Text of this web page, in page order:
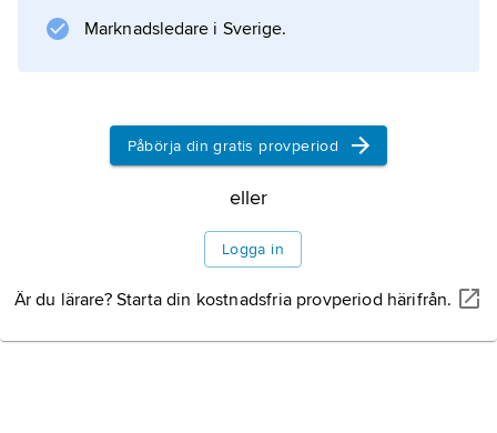
och förtvivlan, verk som ger
Information om artikeln
Marknadsledare i Sverige.
Påbörja din gratis provperiod
eller
Logga in
Är du lärare? Starta din kostnadsfria provperiod härifrån.